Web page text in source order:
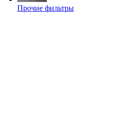
Прочие фильтры